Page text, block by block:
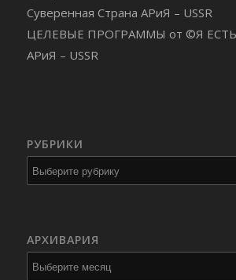
Суверенная Страна АРиЯ – USSR
ЦЕЛЕВЫЕ ПРОГРАММЫ от ©Я ЕСТЬ
АРиЯ – USSR
РУБРИКИ
АРХИВАРИЯ